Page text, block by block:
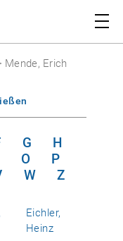
Mende, Erich
G
H
O
P
W Z
Eichler,
Heinz